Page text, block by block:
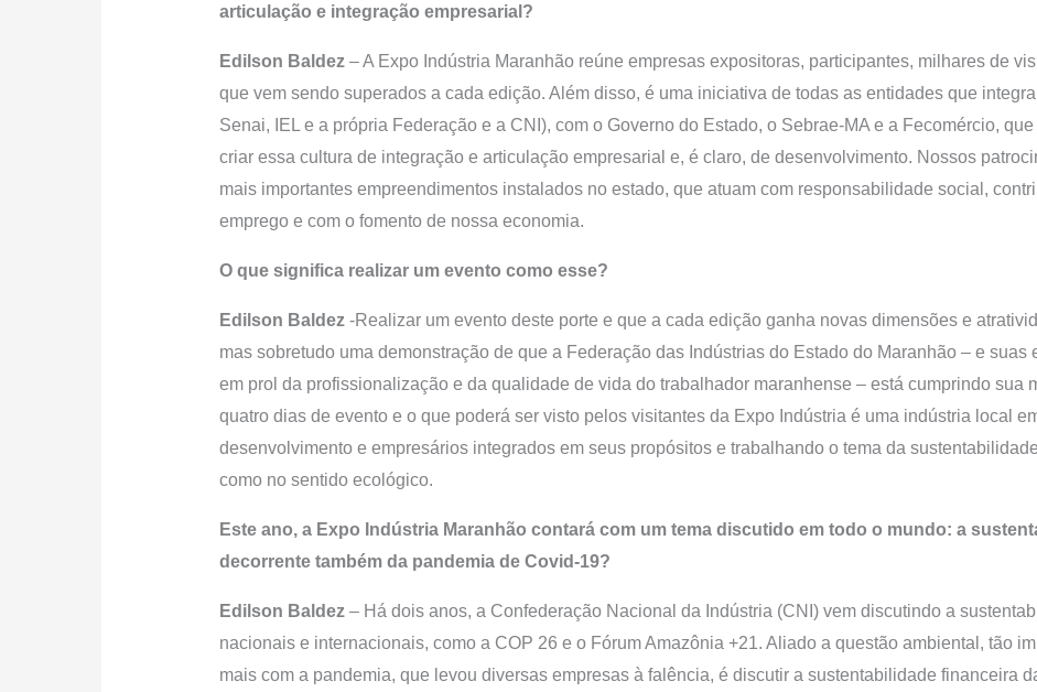
articulação e integração empresarial?
Edilson Baldez– A Expo Indústria Maranhão reúne empresas expositoras, participantes, milhares de
que vem sendo superados a cada edição. Além disso, é uma iniciativa de todas as entidades que
Senai, IEL e a própria Federação e a CNI), com o Governo do Estado, o Sebrae-MA e a Fecomércio,
criar essa cultura de integração e articulação empresarial e, é claro, de desenvolvimento. Nossos
mais importantes empreendimentos instalados no estado, que atuam com responsabilidade social,
emprego e com o fomento de nossa economia.
O que significa realizar um evento como esse?
Edilson Baldez-Realizar um evento deste porte e que a cada edição ganha novas dimensões e
mas sobretudo uma demonstração de que a Federação das Indústrias do Estado do Maranhão – e suas
em prol da profissionalização e da qualidade de vida do trabalhador maranhense – está cumprindo sua
quatro dias de evento e o que poderá ser visto pelos visitantes da Expo Indústria é uma indústria local
desenvolvimento e empresários integrados em seus propósitos e trabalhando o tema da
como no sentido ecológico.
Este ano, a Expo Indústria Maranhão contará com um tema discutido em todo o mundo: a
decorrente também da pandemia de Covid-19?
Edilson Baldez– Há dois anos, a Confederação Nacional da Indústria (CNI) vem discutindo a
nacionais e internacionais, como a COP 26 e o Fórum Amazônia +21. Aliado a questão ambiental, tão
mais com a pandemia, que levou diversas empresas à falência, é discutir a sustentabilidade financeira